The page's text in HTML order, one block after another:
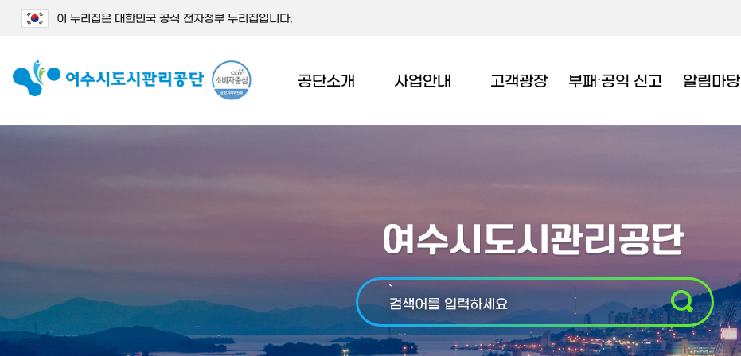
이 누리집은 대한민국 공식 전자정부 누리집입니다.
공단소개 사업안내 고객광장 부패∙공익 신고 알림마당
`
검색어를 입력하세요